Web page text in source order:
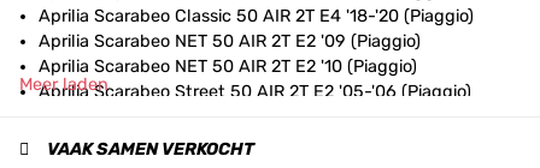
Aprilia Scarabeo Classic 50 AIR 2T E4 '18-'20 (Piaggio)
Aprilia Scarabeo NET 50 AIR 2T E2 '09 (Piaggio)
Aprilia Scarabeo NET 50 AIR 2T E2 '10 (Piaggio)
Aprilia Scarabeo Street 50 AIR 2T E2 '05-'06 (Piaggio)
Aprilia Scarabeo Street 50 AIR 2T E2 '10-'12 (Piaggio)
Meer laden
VAAK SAMEN VERKOCHT